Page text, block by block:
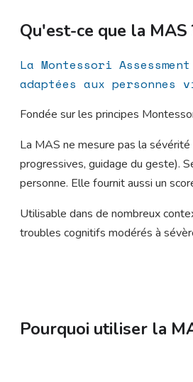
Qu'est-ce que la MAS
La Montessori
adaptées aux
Fondée sur les principes
La MAS ne mesure pas la
progressives, guidage du geste).
personne. Elle fournit aussi un
Utilisable dans de nombreux
troubles cognitifs modérés à
Pourquoi utiliser la